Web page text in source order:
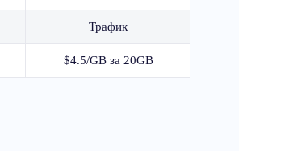
Трафик
$4.5/GB за 20GB